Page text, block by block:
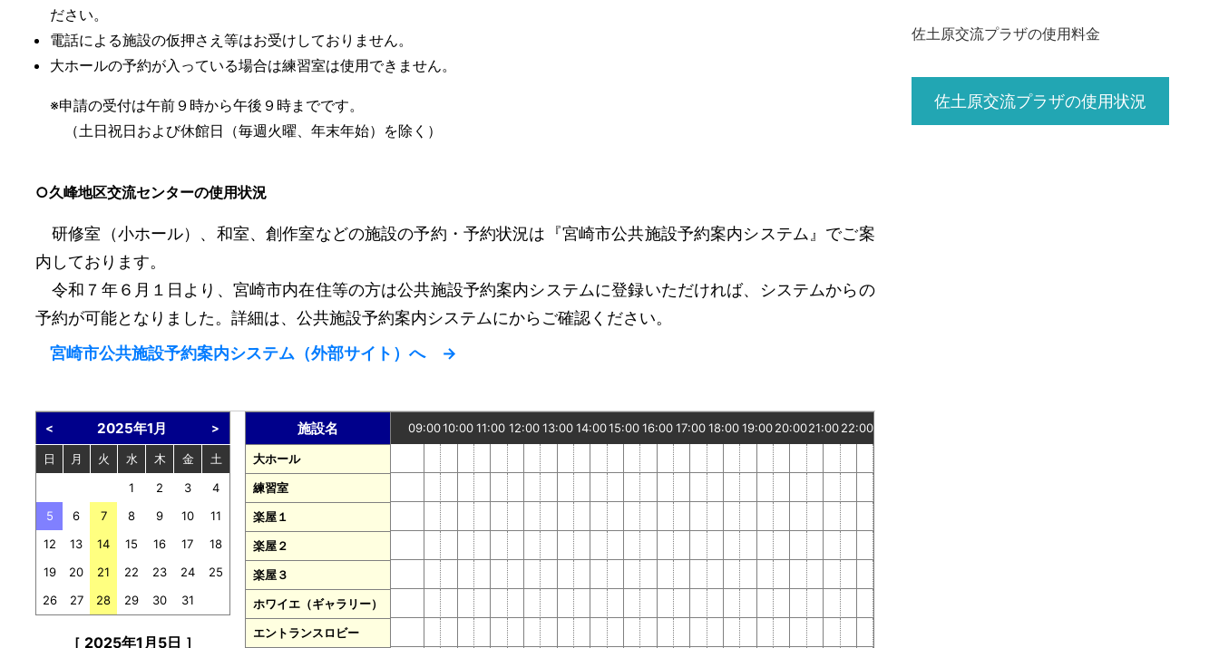
ださい。
電話による施設の仮押さえ等はお受けしておりません。
大ホールの予約が入っている場合は練習室は使用できません。
※申請の受付は午前９時から午後９時までです。
（土日祝日および休館日（毎週火曜、年末年始）を除く）
○久峰地区交流センターの使用状況
研修室（小ホール）、和室、創作室などの施設の予約・予約状況は『宮崎市公共施設予約案内システム』でご案
内しております。
令和７年６月１日より、宮崎市内在住等の方は公共施設予約案内システムに登録いただければ、システムからの
予約が可能となりました。詳細は、公共施設予約案内システムにからご確認ください。
宮崎市公共施設予約案内システム（外部サイト）へ →
< 2025年1月 >
日 月 火 水 木 金
土
1
2 3
4
5
6 7 8 9 10
11
12
13 14 15 16 17
18
19
20 21 22 23 24
25
26
27 28 29 30 31
［ 2025年1月5日 ］
施設名 09:0010:00 11:00 12:0013:0014:0015:0016:0017:00 18:0019:0020:0021:0022:00
大ホール
練習室
楽屋１
楽屋２
楽屋３
ホワイエ（ギャラリー）
エントランスロビー
佐土原交流プラザの使用料金
佐土原交流プラザの使用状況